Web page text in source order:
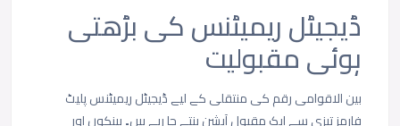
ڈیجیٹلریمیٹنسکیبڑھتی
ہوئیمقبولیت
بینالاقوامیرقمکیمنتقلیکےلیےڈیجیٹلریمیٹنسپلیٹ
فارمزتیزیسےایکمقبولآپشنبنتےجارہےہیں۔بینکوںاور